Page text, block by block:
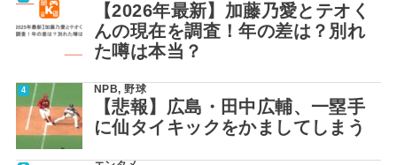
【2026年最新】加藤乃愛とテオく
んの現在を調査！年の差は？別れ
た噂は本当？
NPB,野球
【悲報】広島・田中広輔、一塁手
に仙タイキックをかましてしまう